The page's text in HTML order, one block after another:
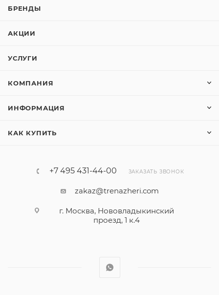
БРЕНДЫ
АКЦИИ
УСЛУГИ
КОМПАНИЯ
ИНФОРМАЦИЯ
КАК КУПИТЬ
+7 495 431-44-00 ЗАКАЗАТЬ ЗВОНОК
zakaz@trenazheri.com
г. Москва, Нововладыкинский
проезд, 1 к.4